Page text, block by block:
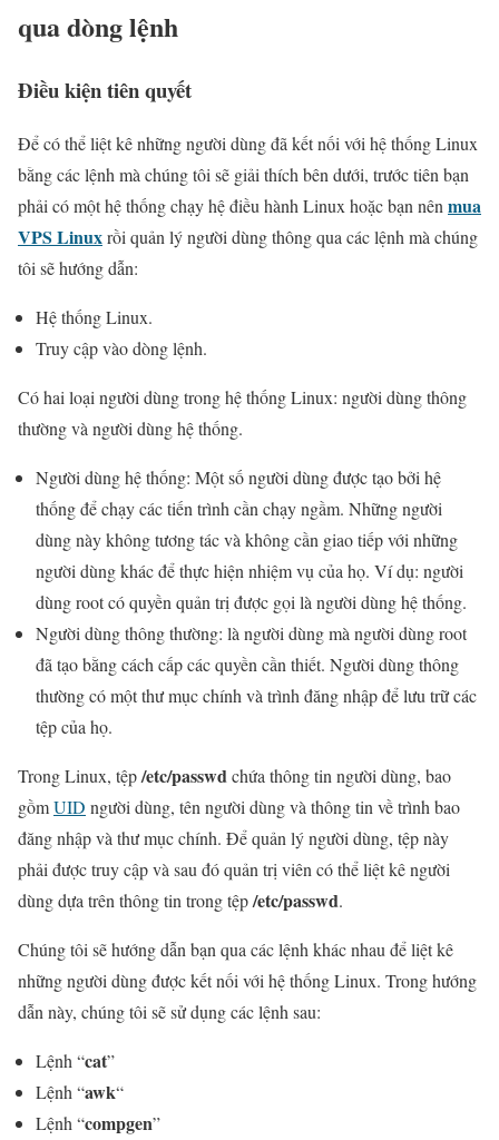
qua dòng lệnh
Điều kiện tiên quyết
Để có thể liệt kê những người dùng đã kết nối với hệ thống Linux
bằng các lệnh mà chúng tôi sẽ giải thích bên dưới, trước tiên bạn
phải có một hệ thống chạy hệ điều hành Linux hoặc bạn nênmua
VPS Linuxrồi quản lý người dùng thông qua các lệnh mà chúng
tôi sẽ hướng dẫn:
Hệ thống Linux.
Truy cập vào dòng lệnh.
Có hai loại người dùng trong hệ thống Linux: người dùng thông
thường và người dùng hệ thống.
Người dùng hệ thống: Một số người dùng được tạo bởi hệ
thống để chạy các tiến trình cần chạy ngầm. Những người
dùng này không tương tác và không cần giao tiếp với những
người dùng khác để thực hiện nhiệm vụ của họ. Ví dụ: người
dùng root có quyền quản trị được gọi là người dùng hệ thống.
Người dùng thông thường: là người dùng mà người dùng root
đã tạo bằng cách cấp các quyền cần thiết. Người dùng thông
thường có một thư mục chính và trình đăng nhập để lưu trữ các
tệp của họ.
Trong Linux, tệp/etc/passwdchứa thông tin người dùng, bao
gồmUID người dùng, tên người dùng và thông tin về trình bao
đăng nhập và thư mục chính. Để quản lý người dùng, tệp này
phải được truy cập và sau đó quản trị viên có thể liệt kê người
dùng dựa trên thông tin trong tệp/etc/passwd.
Chúng tôi sẽ hướng dẫn bạn qua các lệnh khác nhau để liệt kê
những người dùng được kết nối với hệ thống Linux. Trong hướng
dẫn này, chúng tôi sẽ sử dụng các lệnh sau:
Lệnh “cat”
Lệnh “awk“
Lệnh “compgen”